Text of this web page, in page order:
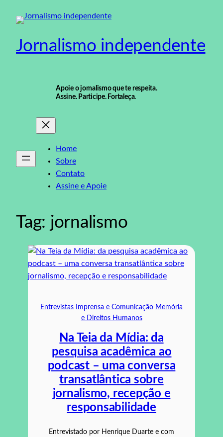
para
conteúdo
Jornalismo independente
Apoie o jornalismo que te respeita.
Assine. Participe. Fortaleça.
Home
Sobre
Contato
Assine e Apoie
Tag: jornalismo
Entrevistas Imprensa e Comunicação Memória
e Direitos Humanos
Na Teia da Mídia: da
pesquisa acadêmica ao
podcast – uma conversa
transatlântica sobre
jornalismo, recepção e
responsabilidade
Entrevistado por Henrique Duarte e com